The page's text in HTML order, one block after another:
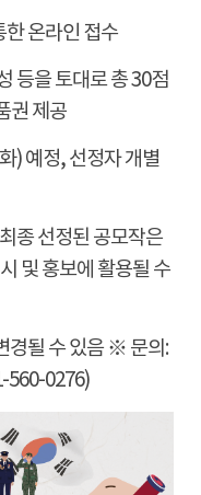
한 온라인 접수
등을 토대로 총 30점
권 제공
) 예정, 선정자 개별
종 선정된 공모작은
및 홍보에 활용될 수
경될 수 있음 ※ 문의:
560-0276)